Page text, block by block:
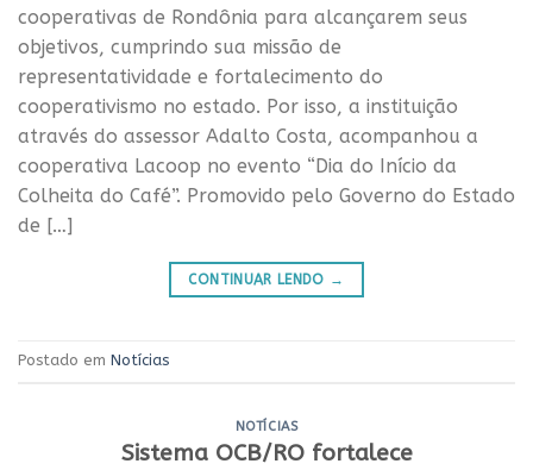
cooperativas de Rondônia para alcançarem seus
objetivos, cumprindo sua missão de
representatividade e fortalecimento do
cooperativismo no estado. Por isso, a instituição
através do assessor Adalto Costa, acompanhou a
cooperativa Lacoop no evento “Dia do Início da
Colheita do Café”. Promovido pelo Governo do Estado
de […]
CONTINUAR LENDO →
Postado em Notícias
NOTÍCIAS
Sistema OCB/RO fortalece